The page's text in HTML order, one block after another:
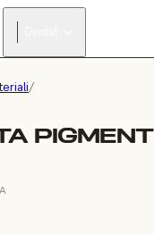
/
PIGMENT